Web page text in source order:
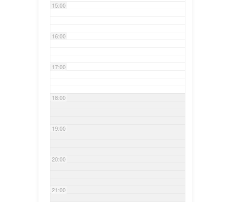
15:00
16:00
17:00
18:00
19:00
20:00
21:00